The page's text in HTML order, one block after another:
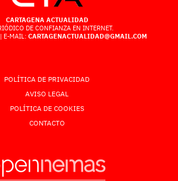
CARTAGENA ACTUALIDAD
DE CONFIANZA EN INTERNET.
E-MAIL: CARTAGENACTUALIDAD@GMAIL.COM
POLÍTICA DE PRIVACIDAD
AVISO LEGAL
POLÍTICA DE COOKIES
CONTACTO